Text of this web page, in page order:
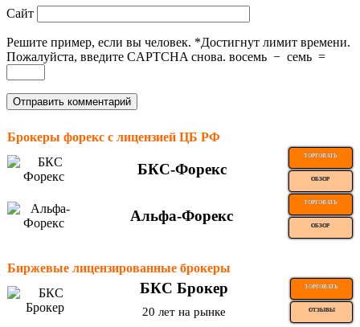
Сайт
Решите пример, если вы человек. *Достигнут лимит времени.
Пожалуйста, введите CAPTCHA снова. восемь − семь =
Брокеры форекс с лицензией ЦБ РФ
БКС-Форекс
ТОРГОВАТЬ
ОБЗОР
Альфа-Форекс
ТОРГОВАТЬ
ОБЗОР
Биржевые лицензированные брокеры
БКС Брокер ТОРГОВАТЬ
20 лет на рынке ОТЗЫВЫ